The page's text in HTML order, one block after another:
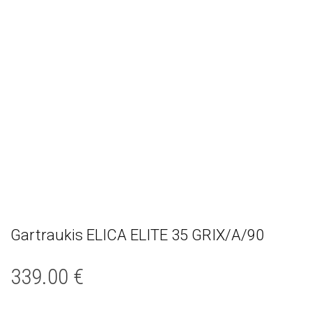
Gartraukis ELICA ELITE 35 GRIX/A/90
339.00 €